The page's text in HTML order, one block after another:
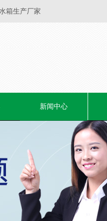
箱生产厂家
新闻中心